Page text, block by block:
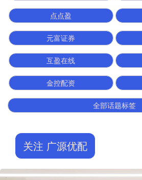
点点盈
元富证券
互盈在线
金控配资
全部话题标签
关注 广源优配